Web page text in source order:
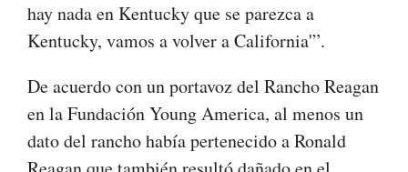
hay nada en Kentucky que se parezca a
Kentucky, vamos a volver a California'”.
De acuerdo con un portavoz del Rancho Reagan
en la Fundación Young America, al menos un
dato del rancho había pertenecido a Ronald